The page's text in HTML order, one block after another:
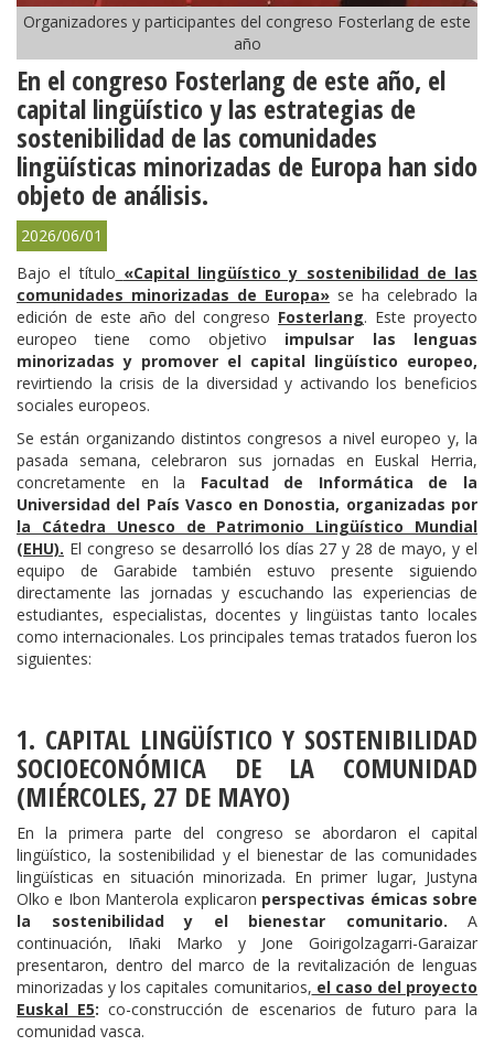
Organizadores y participantes del congreso Fosterlang de este
año
En el congreso Fosterlang de este año, el
capital lingüístico y las estrategias de
sostenibilidad de las comunidades
lingüísticas minorizadas de Europa han sido
objeto de análisis.
2026/06/01
Bajo el título «Capital lingüístico y sostenibilidad de las
comunidades minorizadas de Europa» se ha celebrado la
edición de este año del congreso Fosterlang. Este proyecto
europeo tiene como objetivo impulsar las lenguas
minorizadas y promover el capital lingüístico europeo,
revirtiendo la crisis de la diversidad y activando los beneficios
sociales europeos.
Se están organizando distintos congresos a nivel europeo y, la
pasada semana, celebraron sus jornadas en Euskal Herria,
concretamente en la Facultad de Informática de la
Universidad del País Vasco en Donostia, organizadas por
la Cátedra Unesco de Patrimonio Lingüístico Mundial
(EHU). El congreso se desarrolló los días 27 y 28 de mayo, y el
equipo de Garabide también estuvo presente siguiendo
directamente las jornadas y escuchando las experiencias de
estudiantes, especialistas, docentes y lingüistas tanto locales
como internacionales. Los principales temas tratados fueron los
siguientes:
1. CAPITAL LINGÜÍSTICO Y SOSTENIBILIDAD
SOCIOECONÓMICA DE LA COMUNIDAD
(MIÉRCOLES, 27 DE MAYO)
En la primera parte del congreso se abordaron el capital
lingüístico, la sostenibilidad y el bienestar de las comunidades
lingüísticas en situación minorizada. En primer lugar, Justyna
Olko e Ibon Manterola explicaron perspectivas émicas sobre
la sostenibilidad y el bienestar comunitario. A
continuación, Iñaki Marko y Jone Goirigolzagarri-Garaizar
presentaron, dentro del marco de la revitalización de lenguas
minorizadas y los capitales comunitarios, el caso del proyecto
Euskal E5:co-construcción de escenarios de futuro para la
comunidad vasca.